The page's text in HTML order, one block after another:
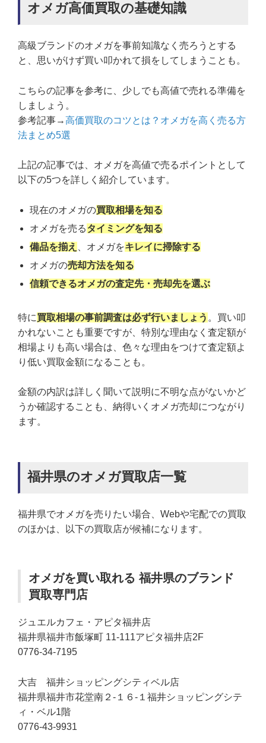
オメガ高価買取の基礎知識
高級ブランドのオメガを事前知識なく売ろうとする
と、思いがけず買い叩かれて損をしてしまうことも。
こちらの記事を参考に、少しでも高値で売れる準備を
しましょう。
参考記事→高価買取のコツとは？オメガを高く売る方
法まとめ5選
上記の記事では、オメガを高値で売るポイントとして
以下の5つを詳しく紹介しています。
現在のオメガの買取相場を知る
オメガを売るタイミングを知る
備品を揃え
、オメガをキレイに掃除する
オメガの売却方法を知る
信頼できるオメガの査定先・売却先を選ぶ
特に買取相場の事前調査は必ず行いましょう 。買い叩
かれないことも重要ですが、特別な理由なく査定額が
相場よりも高い場合は、色々な理由をつけて査定額よ
り低い買取金額になることも。
金額の内訳は詳しく聞いて説明に不明な点がないかど
うか確認することも、納得いくオメガ売却につながり
ます。
福井県のオメガ買取店一覧
福井県でオメガを売りたい場合、Webや宅配での買取
のほかは、以下の買取店が候補になります。
オメガを買い取れる 福井県のブランド
買取専門店
ジュエルカフェ・アピタ福井店
福井県福井市飯塚町 11-111アピタ福井店2F
0776-34-7195
大吉 福井ショッピングシティベル店
福井県福井市花堂南２-１６-１福井ショッピングシテ
ィ・ベル1階
0776-43-9931